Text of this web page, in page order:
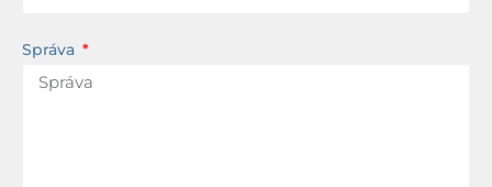
Správa